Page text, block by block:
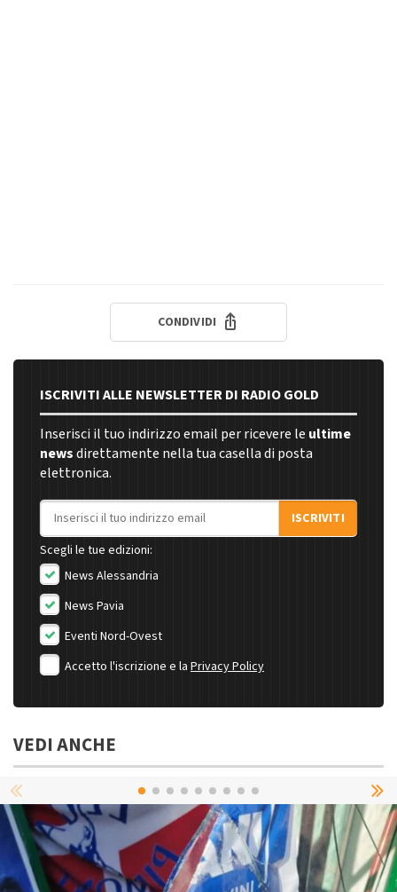
CONDIVIDI
ISCRIVITI ALLE NEWSLETTER DI RADIO GOLD
Inserisci il tuo indirizzo email per ricevere le ultime
newsdirettamente nella tua casella di posta
elettronica.
Indirizzo email
ISCRIVITI
Scegli le tue edizioni:
News Alessandria
News Pavia
Eventi Nord-Ovest
Accetto l'iscrizione e la Privacy Policy
VEDI ANCHE